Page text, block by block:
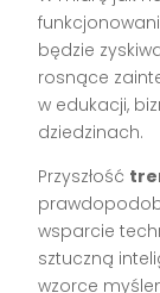
będzie
rosnące
w edukacji,
dziedzinach.
Przyszłość
wsparcie
sztuczną
wzorce